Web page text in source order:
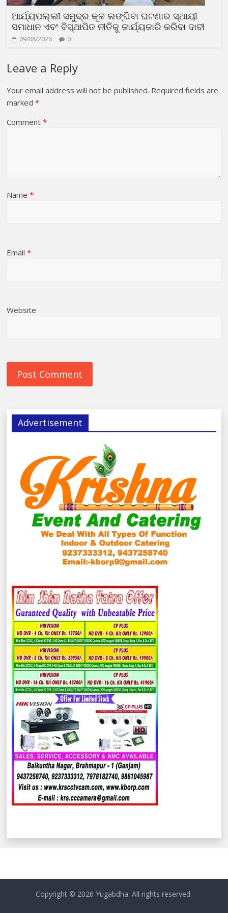
ଆର୍ଯ୍ୟପଲ୍ଲୀ ସମୁଦ୍ର କୂଳ ଲଙ୍ଘିବା ଘଟଣାର ସ୍ଥାୟୀ
ସମାଧାନ ଏବଂ ବିସ୍ଥାପିତ ନୀତିକୁ କାର୍ଯ୍ୟକାରି କରିବା ଦାବୀ
09/08/2026 0
Leave a Reply
Your email address will not be published. Required fields are
marked*
Comment*
Name*
Email*
Website
Advertisement
Copyright © 2026Yugabdha. All rights reserved.